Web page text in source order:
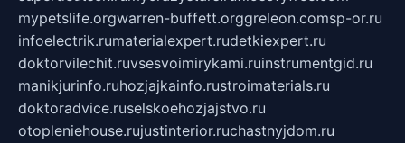
mypetslife.orgwarren-buffett.orggreleon.comsp-or.ru
infoelectrik.rumaterialexpert.rudetkiexpert.ru
doktorvilechit.ruvsesvoimirykami.ruinstrumentgid.ru
manikjurinfo.ruhozjajkainfo.rustroimaterials.ru
doktoradvice.ruselskoehozjajstvo.ru
otopleniehouse.rujustinterior.ruchastnyjdom.ru